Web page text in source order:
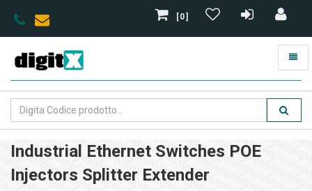
[0]
Industrial Ethernet Switches POE
Injectors Splitter Extender